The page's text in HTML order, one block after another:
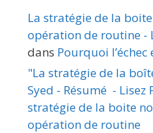
La stratégie de la
opération de routine -
dans Pourquoi l’échec
"La stratégie de la
Syed - Résumé - Lisez
stratégie de la boite
opération de routine